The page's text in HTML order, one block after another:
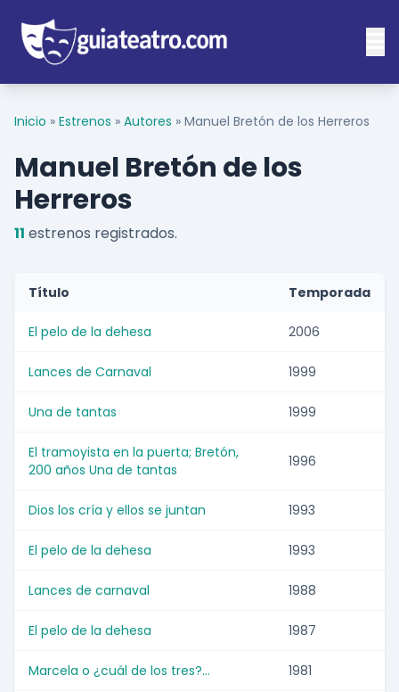
Inicio » Estrenos » Autores » Manuel Bretón de los Herreros
Manuel Bretón de los
Herreros
11 estrenos registrados.
Título Temporada
El pelo de la dehesa 2006
Lances de Carnaval 1999
Una de tantas 1999
El tramoyista en la puerta; Bretón,
200 años Una de tantas
1996
Dios los cría y ellos se juntan 1993
El pelo de la dehesa 1993
Lances de carnaval 1988
El pelo de la dehesa 1987
Marcela o ¿cuál de los tres?... 1981